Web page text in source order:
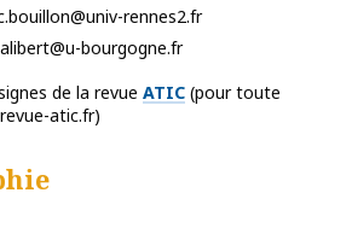
rennes2.fr
bourgogne.fr
de la revue ATIC (pour toute
atic.fr)